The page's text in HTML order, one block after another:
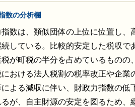
数の分析欄
指数は、類似団体の上位に位置し、
している。比較的安定した税収で
が町税の半分を占めているものの
おける法人税割の税率改正や企業
よる減収に伴い、財政力指数の低
が、自主財源の安定を図るため、